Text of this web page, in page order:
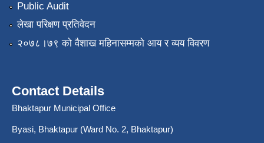
Public Audit
लेखा परिक्षण प्रतिवेदन
२०७८।७९ को वैशाख महिनासम्मको आय र व्यय विवरण
Contact Details
Bhaktapur Municipal Office
Byasi, Bhaktapur (Ward No. 2, Bhaktapur)